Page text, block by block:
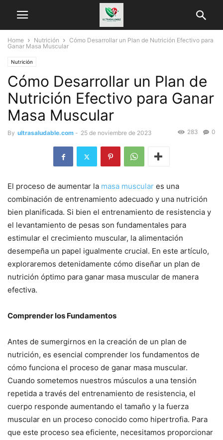
Home Nutrición
Cómo Desarrollar un Plan de Nutrición Efectivo para
Ganar Masa Muscular
Nutrición
Cómo Desarrollar un Plan de
Nutrición Efectivo para Ganar
Masa Muscular
By ultrasaludable.com - 25 de noviembre de 2023 0
283
El proceso de aumentar la masa muscular es una
combinación de entrenamiento adecuado y una nutrición
bien planificada. Si bien el entrenamiento de resistencia y
el levantamiento de pesas son fundamentales para
estimular el crecimiento muscular, la alimentación
desempeña un papel igualmente crucial. En este artículo,
exploraremos detenidamente cómo diseñar un plan de
nutrición óptimo para ganar masa muscular de manera
efectiva.
Comprender los Fundamentos
Antes de sumergirnos en la creación de un plan de
nutrición, es esencial comprender los fundamentos de
cómo funciona el proceso de ganar masa muscular.
Cuando sometemos nuestros músculos a una tensión
repetida a través del entrenamiento de resistencia, el
cuerpo responde aumentando el tamaño y la fuerza
muscular en un proceso conocido como hipertrofia. Para
que este proceso sea eficiente, necesitamos proporcionar